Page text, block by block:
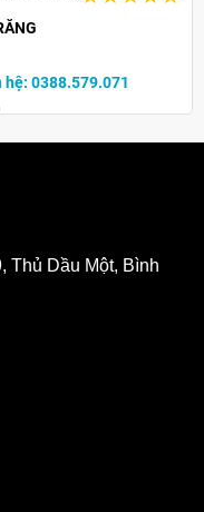
hệ: 0388.579.071
Thủ Dầu Một, Bình